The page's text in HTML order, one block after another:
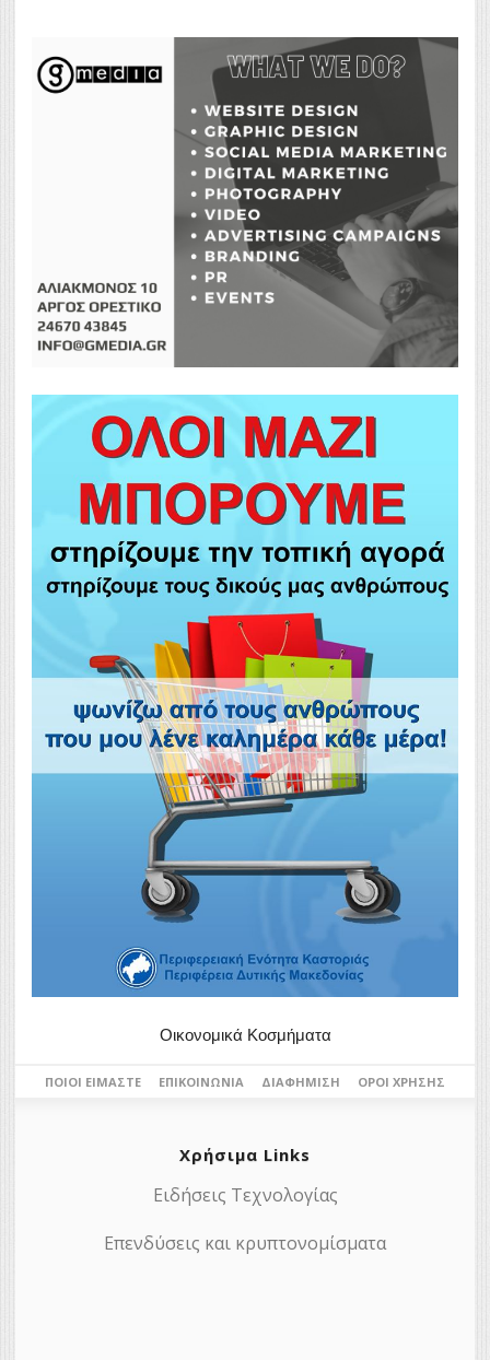
Οικονομικά Κοσμήματα
ΠΟΙΟΙ ΕΊΜΑΣΤΕ ΕΠΙΚΟΙΝΩΝΊΑ ΔΙΑΦΉΜΙΣΗ ΌΡΟΙ ΧΡΉΣΗΣ
Χρήσιμα Links
Ειδήσεις Τεχνολογίας
Επενδύσεις και κρυπτονομίσματα